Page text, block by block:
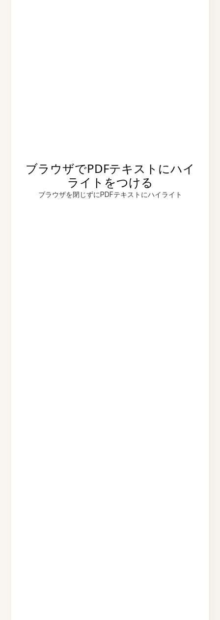
ブラウザでPDFテキストにハイ
ライトをつける
ブラウザを閉じずにPDFテキストにハイライト